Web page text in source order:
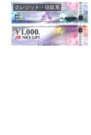
クレジット・信販系